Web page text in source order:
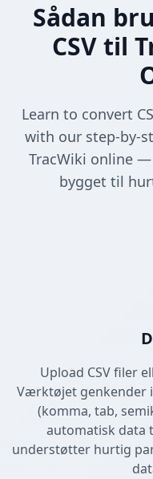
Sådan
CSV til
Learn to convert
with our step-by-
TracWiki online —
bygget til
Upload CSV filer
Værktøjet genkender
(komma, tab,
automatisk data
understøtter hurtig